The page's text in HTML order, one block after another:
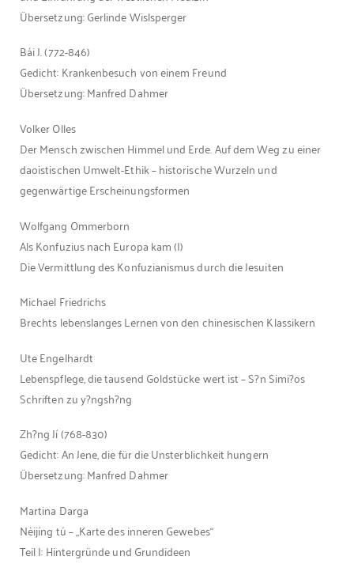
Übersetzung: Gerlinde Wislsperger
Bái J. (772-846)
Gedicht: Krankenbesuch von einem Freund
Übersetzung: Manfred Dahmer
Volker Olles
Der Mensch zwischen Himmel und Erde. Auf dem Weg zu einer
daoistischen Umwelt-Ethik – historische Wurzeln und
gegenwärtige Erscheinungsformen
Wolfgang Ommerborn
Als Konfuzius nach Europa kam (I)
Die Vermittlung des Konfuzianismus durch die Jesuiten
Michael Friedrichs
Brechts lebenslanges Lernen von den chinesischen Klassikern
Ute Engelhardt
Lebenspflege, die tausend Goldstücke wert ist – S?n Simi?os
Schriften zu y?ngsh?ng
Zh?ng Jí (768-830)
Gedicht: An Jene, die für die Unsterblichkeit hungern
Übersetzung: Manfred Dahmer
Martina Darga
Nèijíng tú – „Karte des inneren Gewebes“
Teil I: Hintergründe und Grundideen